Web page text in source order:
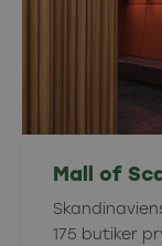
Mall of
175 butiker